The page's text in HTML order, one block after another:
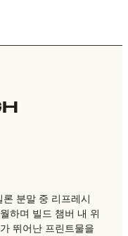
론 분말 중 리프레시
하며 빌드 챔버 내 위
뛰어난 프린트물을